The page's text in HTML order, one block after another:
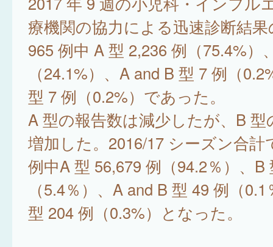
療機関の協力による迅速診断結
965 例中 A 型 2,236 例（75.4%）
（24.1%）、A and B 型 7 例（
型 7 例（0.2%）であった。
A 型の報告数は減少したが、B 型
増加した。2016/17 シーズン合計
例中A 型 56,679 例（94.2％）、B
（5.4％）、A and B 型 49 例（
型 204 例（0.3%）となった。